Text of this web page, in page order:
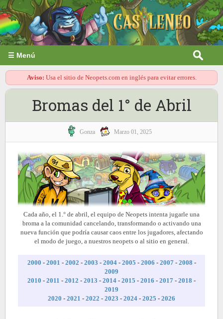
☰ Menú
Aviso: Usa el sitio de Neopets.com en inglés para evitar errores.
Bromas del 1° de Abril
Gonza Marzo 01, 2025
Cada año, el 1.° de abril, el equipo de Neopets intenta jugarle una
broma a la comunidad cancelando, transformando o activando una
nueva función que podría causar caos entre los jugadores, afectando
el modo de juego, a nuestros neopets o al sitio en general.
2000 - 2001 - 2002 - 2003 - 2004- 2005 - 2006 - 2007- 2008 -
2009
2010 - 2011 - 2012 - 2013 - 2014 - 2015 - 2016 - 2017 - 2018 -
2019
2020 - 2021 - 2022 - 2023 - 2024 - 2025 - 2026